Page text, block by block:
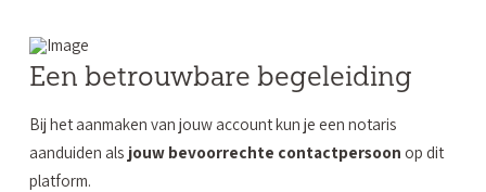
Een betrouwbare begeleiding
Bij het aanmaken van jouw account kun je een notaris
aanduiden als jouw bevoorrechte contactpersoon op dit
platform.